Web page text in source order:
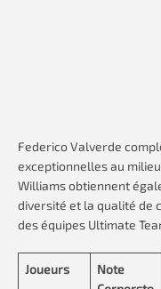
Federico Valverde
exceptionnelles au
Williams obtiennent
diversité et la qualité de
des équipes Ultimate
Joueurs
Note